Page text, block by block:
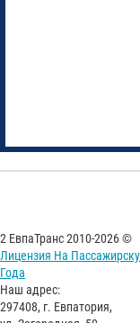
2 ЕвпаТранс 2010-2026 ©
Лицензия На
Года
Наш адрес:
297408, г. Евпатория,